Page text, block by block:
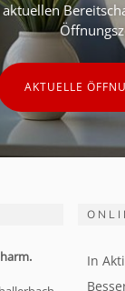
AKTUELLE
In